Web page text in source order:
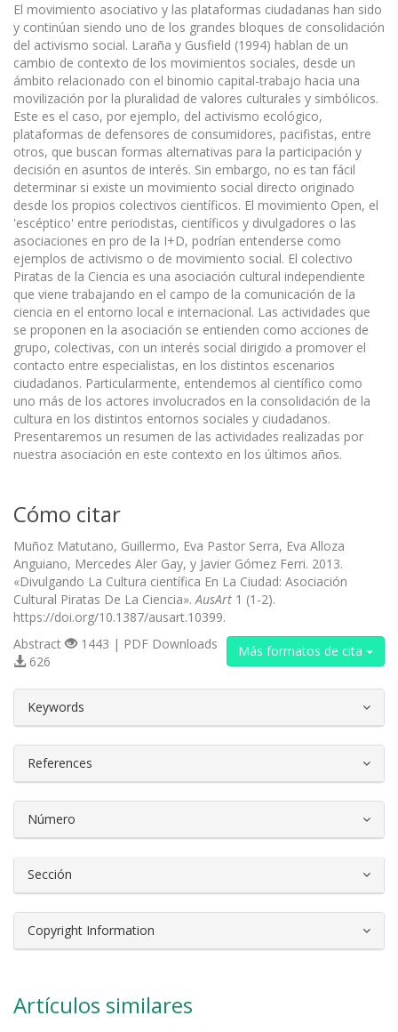
El movimiento asociativo y las plataformas ciudadanas han sido
y continúan siendo uno de los grandes bloques de consolidación
del activismo social. Laraña y Gusfield (1994) hablan de un
cambio de contexto de los movimientos sociales, desde un
ámbito relacionado con el binomio capital-trabajo hacia una
movilización por la pluralidad de valores culturales y simbólicos.
Este es el caso, por ejemplo, del activismo ecológico,
plataformas de defensores de consumidores, pacifistas, entre
otros, que buscan formas alternativas para la participación y
decisión en asuntos de interés. Sin embargo, no es tan fácil
determinar si existe un movimiento social directo originado
desde los propios colectivos científicos. El movimiento Open, el
'escéptico' entre periodistas, científicos y divulgadores o las
asociaciones en pro de la I+D, podrían entenderse como
ejemplos de activismo o de movimiento social. El colectivo
Piratas de la Ciencia es una asociación cultural independiente
que viene trabajando en el campo de la comunicación de la
ciencia en el entorno local e internacional. Las actividades que
se proponen en la asociación se entienden como acciones de
grupo, colectivas, con un interés social dirigido a promover el
contacto entre especialistas, en los distintos escenarios
ciudadanos. Particularmente, entendemos al científico como
uno más de los actores involucrados en la consolidación de la
cultura en los distintos entornos sociales y ciudadanos.
Presentaremos un resumen de las actividades realizadas por
nuestra asociación en este contexto en los últimos años.
Cómo citar
Muñoz Matutano, Guillermo, Eva Pastor Serra, Eva Alloza
Anguiano, Mercedes Aler Gay, y Javier Gómez Ferri. 2013.
«Divulgando La Cultura científica En La Ciudad: Asociación
Cultural Piratas De La Ciencia».AusArt 1 (1-2).
https://doi.org/10.1387/ausart.10399.
Más formatos de cita
Abstract
1443 | PDF Downloads
626
Keywords
References
Número
Sección
Copyright Information
Artículos similares